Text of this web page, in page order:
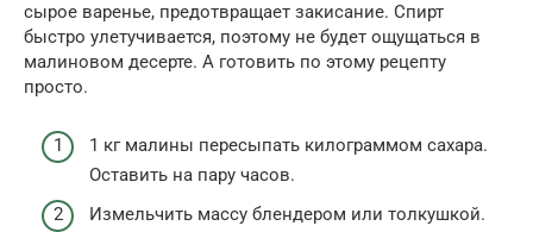
сырое варенье, предотвращает закисание. Спирт
быстро улетучивается, поэтому не будет ощущаться в
малиновом десерте. А готовить по этому рецепту
просто.
1 кг малины пересыпать килограммом сахара.
Оставить на пару часов.
Измельчить массу блендером или толкушкой.